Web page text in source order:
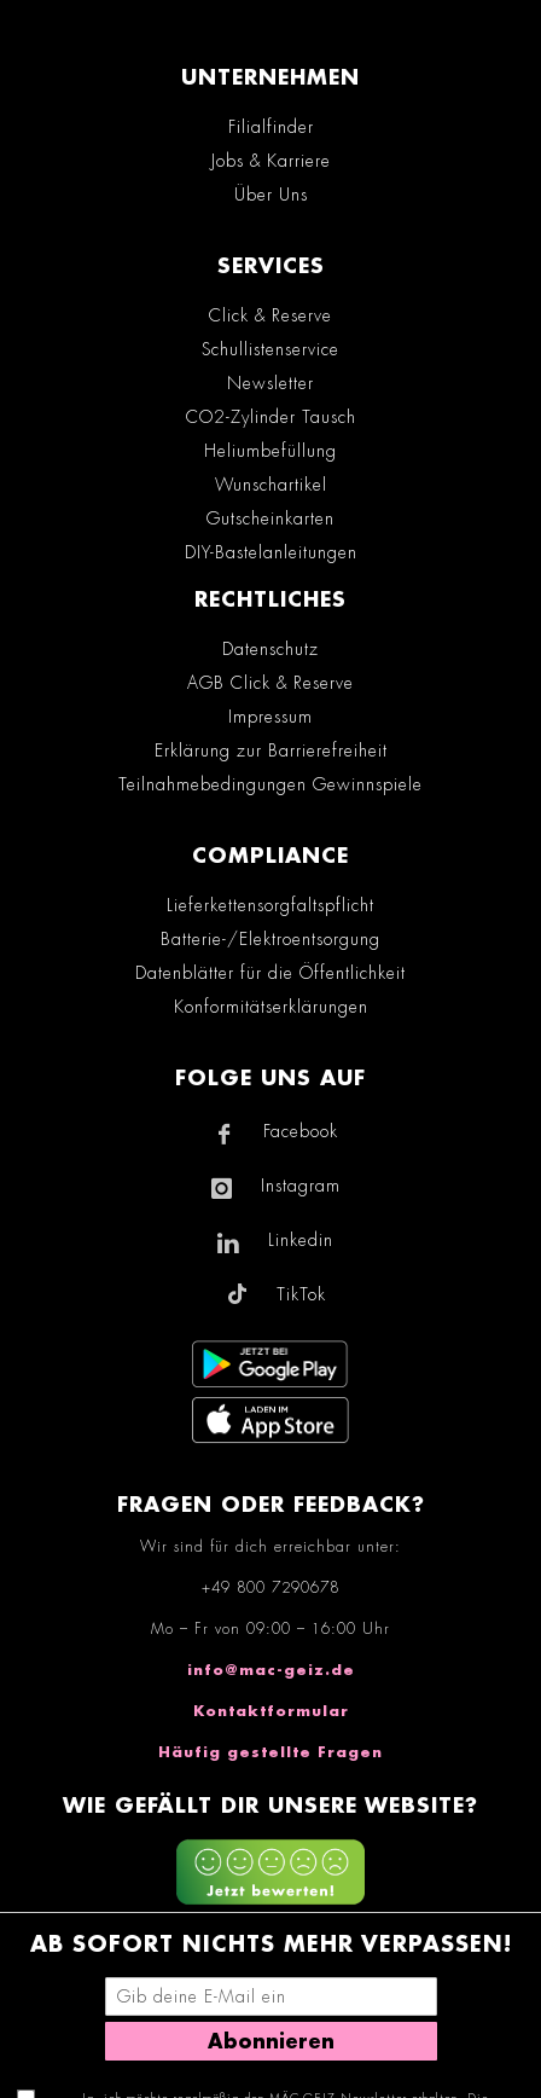
UNTERNEHMEN
Filialfinder
Jobs & Karriere
Über Uns
SERVICES
Click & Reserve
Schullistenservice
Newsletter
CO2-Zylinder Tausch
Heliumbefüllung
Wunschartikel
Gutscheinkarten
DIY-Bastelanleitungen
RECHTLICHES
Datenschutz
AGB Click & Reserve
Impressum
Erklärung zur Barrierefreiheit
Teilnahmebedingungen Gewinnspiele
COMPLIANCE
Lieferkettensorgfaltspflicht
Batterie-/Elektroentsorgung
Datenblätter für die Öffentlichkeit
Konformitätserklärungen
FOLGE UNS AUF
Facebook
Instagram
Linkedin
TikTok
FRAGEN ODER FEEDBACK?
Wir sind für dich erreichbar unter:
+49 800 7290678
Mo – Fr von 09:00 – 16:00 Uhr
info@mac-geiz.de
Kontaktformular
Häufig gestellte Fragen
WIE GEFÄLLT DIR UNSERE WEBSITE?
AB SOFORT NICHTS MEHR VERPASSEN!
E-Mail-Adresse eingeben
Abonnieren